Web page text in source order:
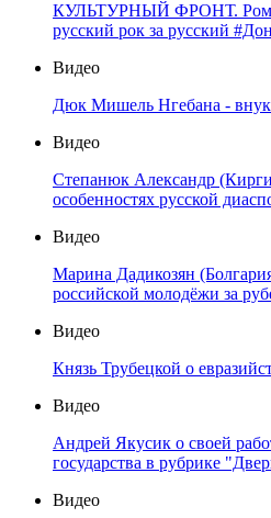
КУЛЬТУРНЫЙ ФРОНТ.
русский рок за русский
Видео
Дюк Мишель Нгебана - внук
Видео
Степанюк Александр
особенностях русской
Видео
Марина Дадикозян
российской молодёжи за
Видео
Князь Трубецкой о
Видео
Андрей Якусик о своей
государства в рубрике
Видео